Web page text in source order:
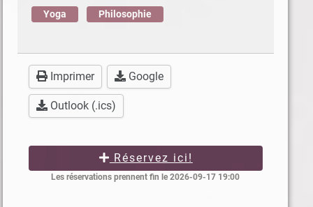
Yoga Philosophie
Imprimer Google
Outlook (.ics)
Réservez ici!
Les réservations prennent fin le 2026-09-17 19:00